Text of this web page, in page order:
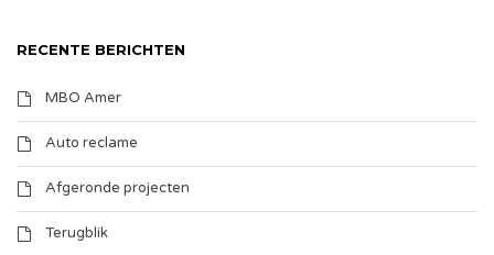
RECENTE BERICHTEN
MBO Amer
Auto reclame
Afgeronde projecten
Terugblik